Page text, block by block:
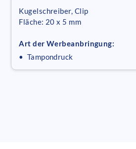
Kugelschreiber, Clip
Fläche: 20 x 5 mm
Art der Werbeanbringung:
• Tampondruck